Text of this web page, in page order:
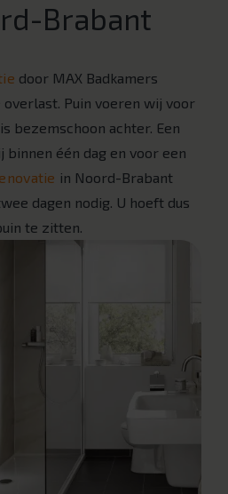
Brabant
door MAX Badkamers
Puin voeren wij voor
bezemschoon achter. Een
één dag en voor een
in Noord-Brabant
dagen nodig. U hoeft dus
te zitten.